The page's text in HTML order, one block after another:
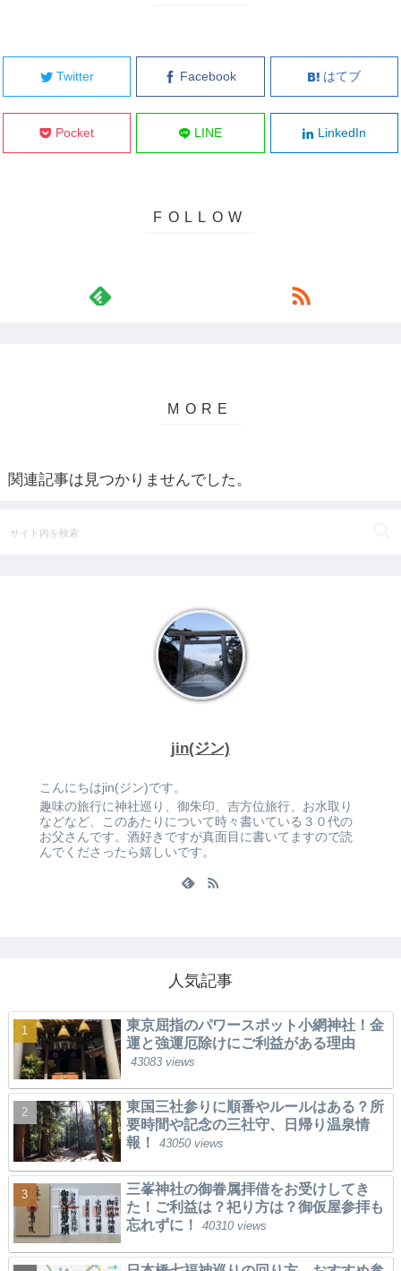
Twitter Facebook はてブ
Pocket LINE LinkedIn
関連記事は見つかりませんでした。
jin(ジン)
こんにちはjin(ジン)です。
趣味の旅行に神社巡り、御朱印、吉方位旅行、お水取り
などなど、このあたりについて時々書いている３０代の
お父さんです。酒好きですが真面目に書いてますので読
んでくださったら嬉しいです。
人気記事
東京屈指のパワースポット小網神社！金
運と強運厄除けにご利益がある理由
43083 views
東国三社参りに順番やルールはある？所
要時間や記念の三社守、日帰り温泉情
報！
43050 views
三峯神社の御眷属拝借をお受けしてき
た！ご利益は？祀り方は？御仮屋参拝も
忘れずに！
40310 views